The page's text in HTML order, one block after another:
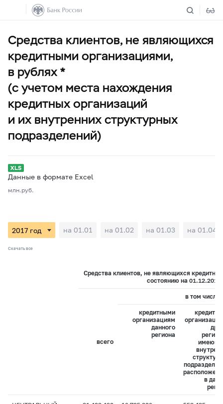
Средства клиентов, не являющихся
кредитными организациями,
в рублях *
(с учетом места нахождения
кредитных организаций
и их внутренних структурных
подразделений)
Данные в формате Excel
млн.руб.
на 01.01 на 01.02 на 01.03 на 01.04
Скачать все
Средства клиентов, не являющихся
состоянию на 01.12.2017
всего
в том числе:
кредитными
организациям
данного
региона
в